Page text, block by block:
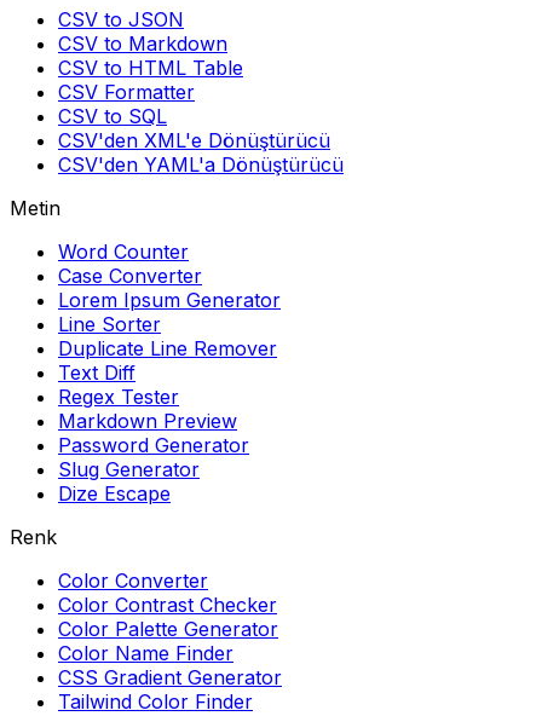
CSV to JSON
CSV to Markdown
CSV to HTML Table
CSV Formatter
CSV to SQL
CSV'den XML'e Dönüştürücü
CSV'den YAML'a Dönüştürücü
Metin
Word Counter
Case Converter
Lorem Ipsum Generator
Line Sorter
Duplicate Line Remover
Text Diff
Regex Tester
Markdown Preview
Password Generator
Slug Generator
Dize Escape
Renk
Color Converter
Color Contrast Checker
Color Palette Generator
Color Name Finder
CSS Gradient Generator
Tailwind Color Finder